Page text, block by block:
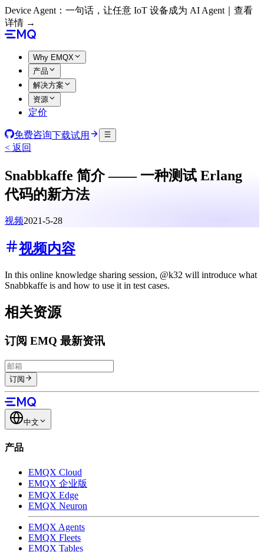
Device Agent：一句话，让任意 IoT 设备成为 AI Agent｜查看
详情 →
Why EMQX
产品
解决方案
资源
定价
免费咨询下载试用
< 返回
Snabbkaffe 简介 —— 一种测试 Erlang
代码的新方法
视频2021-5-28
视频内容
In this online knowledge sharing session, @k32 will introduce what
Snabbkaffe is and how to use it in test cases.
相关资源
订阅 EMQ 最新资讯
订阅
中文
产品
EMQX Cloud
EMQX 企业版
EMQX Edge
EMQX Neuron
EMQX Agents
EMQX Fleets
EMQX Tables